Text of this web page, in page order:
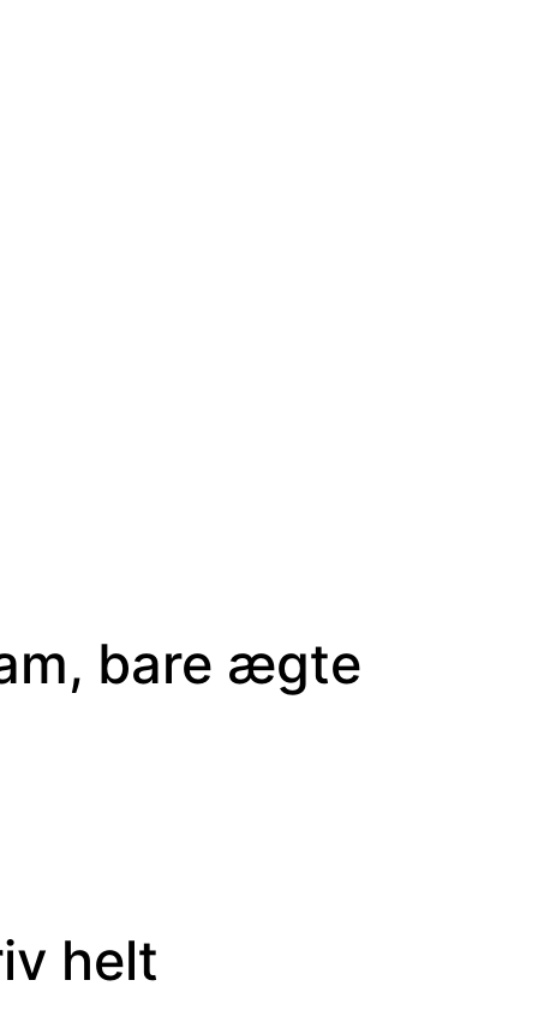
bare ægte
helt